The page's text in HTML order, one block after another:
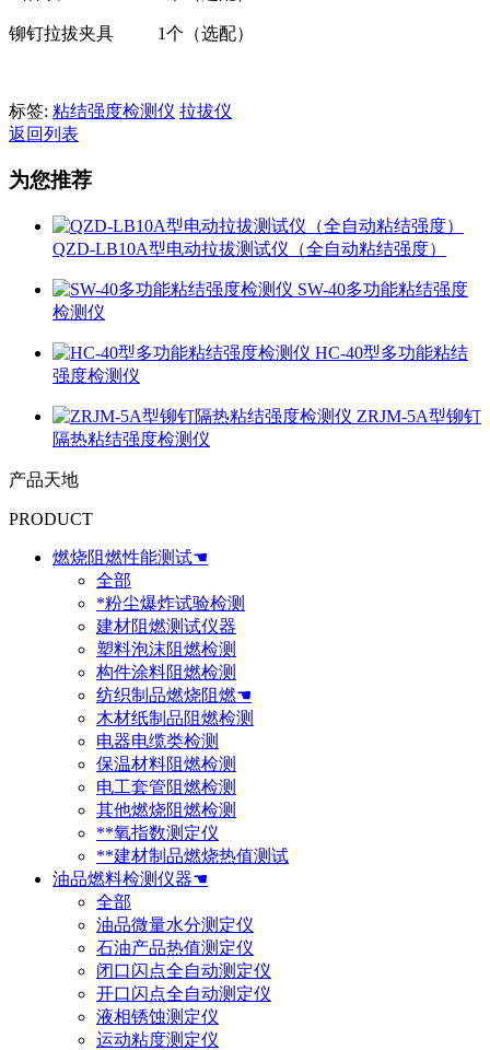
铆钉拉拔夹具 1个（选配）
标签: 粘结强度检测仪 拉拔仪
返回列表
为您推荐
QZD-LB10A型电动拉拔测试仪（全自动粘结强度）
SW-40多功能粘结强度
检测仪
HC-40型多功能粘结
强度检测仪
ZRJM-5A型铆钉
隔热粘结强度检测仪
产品天地
PRODUCT
燃烧阻燃性能测试☚
全部
*粉尘爆炸试验检测
建材阻燃测试仪器
塑料泡沫阻燃检测
构件涂料阻燃检测
纺织制品燃烧阻燃☚
木材纸制品阻燃检测
电器电缆类检测
保温材料阻燃检测
电工套管阻燃检测
其他燃烧阻燃检测
**氧指数测定仪
**建材制品燃烧热值测试
油品燃料检测仪器☚
全部
油品微量水分测定仪
石油产品热值测定仪
闭口闪点全自动测定仪
开口闪点全自动测定仪
液相锈蚀测定仪
运动粘度测定仪